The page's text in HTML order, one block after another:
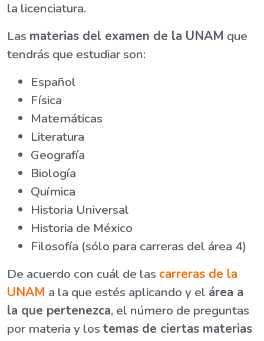
la licenciatura.
Las materias del examen de la UNAM que
tendrás que estudiar son:
Español
Física
Matemáticas
Literatura
Geografía
Biología
Química
Historia Universal
Historia de México
Filosofía (sólo para carreras del área 4)
De acuerdo con cuál de las carreras de la
UNAM a la que estés aplicando y el área a
la que pertenezca, el número de preguntas
por materia y los temas de ciertas materias